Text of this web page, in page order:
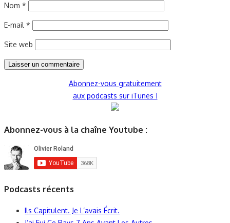
Nom *
E-mail *
Site web
Abonnez-vous gratuitement
aux podcasts sur iTunes !
Abonnez-vous à la chaîne Youtube :
Podcasts récents
Ils Capitulent. Je L’avais Écrit.